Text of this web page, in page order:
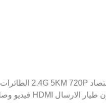
الاقتصاد 2.4G 5KM 720P الطائرات بدون طيار فيديو